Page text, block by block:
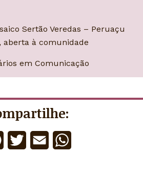
Sertão Veredas – Peruaçu
aberta à comunidade
em Comunicação
FacebookTwitter Email